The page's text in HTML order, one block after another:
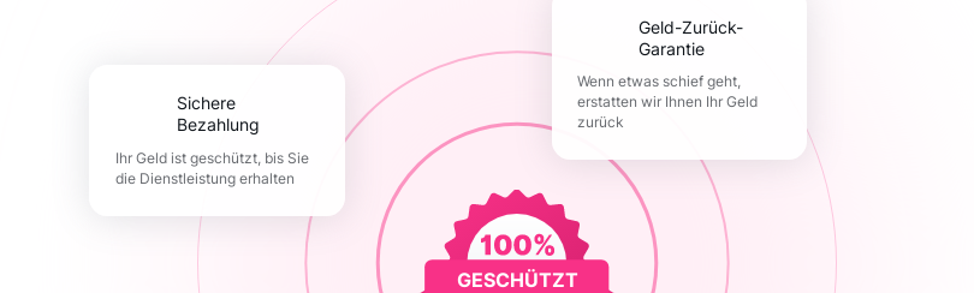
GESCHÜTZT
Sichere
Bezahlung
Ihr Geld ist geschützt, bis Sie
die Dienstleistung erhalten
Geld-Zurück-
Garantie
Wenn etwas schief geht,
erstatten wir Ihnen Ihr Geld
zurück